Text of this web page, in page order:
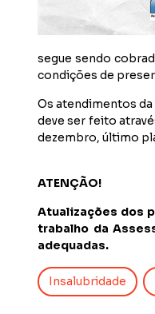
segue sendo
condições de
Os atendimentos
deve ser feito
dezembro, último
ATENÇÃO!
Atualizações dos
trabalho da
adequadas.
Insalubridade